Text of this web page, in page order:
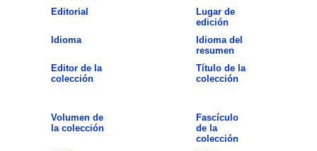
Editorial
Lugar de
edición
Idioma
Idioma del
resumen
Editor de la
colección
Título de la
colección
Volumen de
la colección
Fascículo
de la
colección